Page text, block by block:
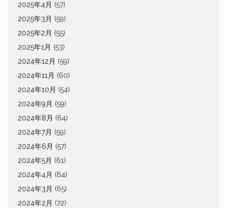
2025年4月 (57)
2025年3月 (59)
2025年2月 (55)
2025年1月 (53)
2024年12月 (59)
2024年11月 (60)
2024年10月 (54)
2024年9月 (59)
2024年8月 (64)
2024年7月 (59)
2024年6月 (57)
2024年5月 (61)
2024年4月 (64)
2024年3月 (65)
2024年2月 (72)